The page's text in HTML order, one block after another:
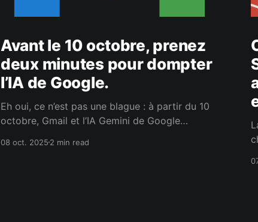
Avant le 10 octobre, prenez
deux minutes pour dompter
l’IA de Google.
Eh oui, ce n’est pas une blague : à partir du 10
octobre, Gmail et l’IA Gemini de Google
lignes de vos e-mails… pour mieux vous
08 oct. 20252 min read